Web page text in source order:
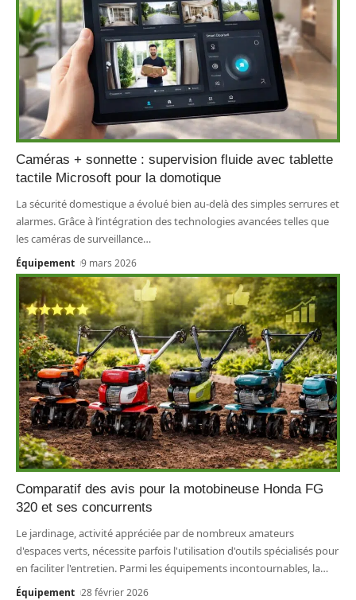
Caméras + sonnette : supervision fluide avec tablette
tactile Microsoft pour la domotique
La sécurité domestique a évolué bien au-delà des simples serrures et
alarmes. Grâce à l’intégration des technologies avancées telles que
les caméras de surveillance…
Équipement 9 mars 2026
Comparatif des avis pour la motobineuse Honda FG
320 et ses concurrents
Le jardinage, activité appréciée par de nombreux amateurs
d'espaces verts, nécessite parfois l'utilisation d'outils spécialisés pour
en faciliter l'entretien. Parmi les équipements incontournables, la…
Équipement 28 février 2026